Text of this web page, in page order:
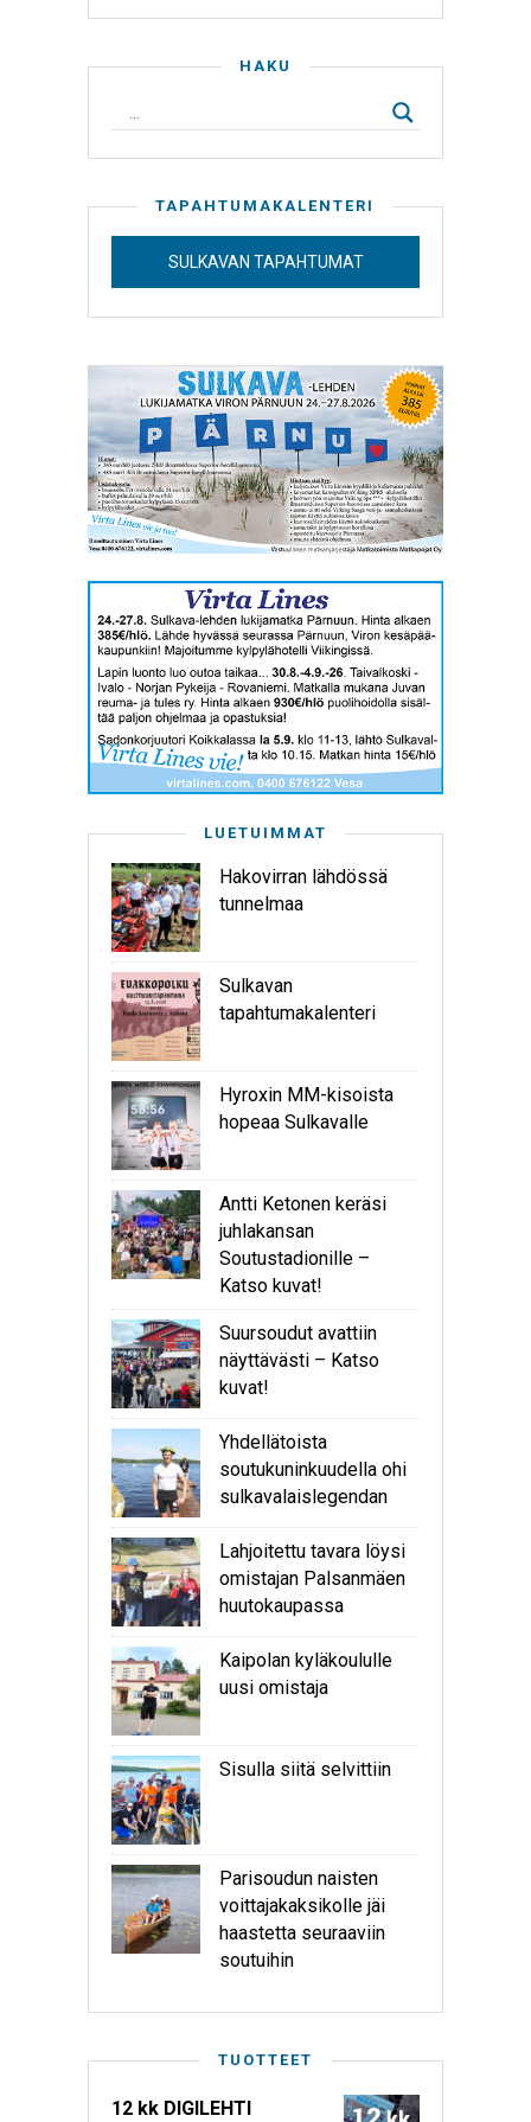
HAKU
TAPAHTUMAKALENTERI
SULKAVAN TAPAHTUMAT
LUETUIMMAT
Hakovirran lähdössä
tunnelmaa
Sulkavan
tapahtumakalenteri
Hyroxin MM-kisoista
hopeaa Sulkavalle
Antti Ketonen keräsi
juhlakansan
Soutustadionille –
Katso kuvat!
Suursoudut avattiin
näyttävästi – Katso
kuvat!
Yhdellätoista
soutukuninkuudella ohi
sulkavalaislegendan
Lahjoitettu tavara löysi
omistajan Palsanmäen
huutokaupassa
Kaipolan kyläkoululle
uusi omistaja
Sisulla siitä selvittiin
Parisoudun naisten
voittajakaksikolle jäi
haastetta seuraaviin
soutuihin
TUOTTEET
12 kk DIGILEHTI